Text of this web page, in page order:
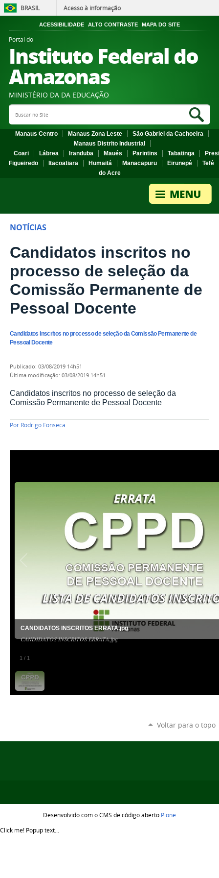
BRASIL Acesso à informação
ACESSIBILIDADE ALTO CONTRASTE MAPA DO SITE
Portal do
Instituto Federal do
Amazonas
MINISTÉRIO DA DA EDUCAÇÃO
Search Site
Manaus Centro Manaus Zona Leste
São Gabriel da Cachoeira
Manaus Distrito Industrial
Coari
Lábrea Iranduba Maués Parintins Tabatinga
Figueiredo
Itacoatiara Humaitá Manacapuru Eirunepé
Tefé
do Acre
NOTÍCIAS
Candidatos inscritos no
processo de seleção da
Comissão Permanente de
Pessoal Docente
Candidatos inscritos no processo de seleção da Comissão Permanente de
Pessoal Docente
publicado: 03/08/2019 14h51
última modificação: 03/08/2019 14h51
Candidatos inscritos no processo de seleção da
Comissão Permanente de Pessoal Docente
Por Rodrigo Fonseca
1 / 1
CANDIDATOS INSCRITOS ERRATA.jpg
CANDIDATOS INSCRITOS ERRATA.jpg
Voltar para o topo
Desenvolvido com o CMS de código aberto Plone
Click me! Popup text...